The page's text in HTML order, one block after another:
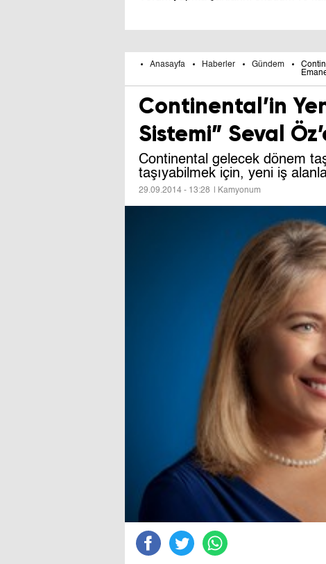
Anasayfa Haberler Gündem
Continental’in
Sistemi” Seval
Continental gelecek dönem
taşıyabilmek için, yeni iş
29.09.2014 - 13:28 | Kamyonum